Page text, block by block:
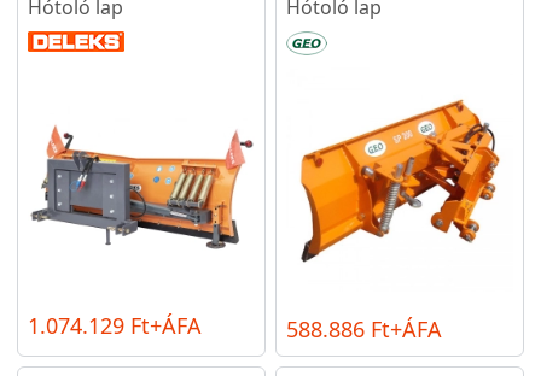
Hótoló lap
1.074.129 Ft+ÁFA
Hótoló lap
588.886 Ft+ÁFA